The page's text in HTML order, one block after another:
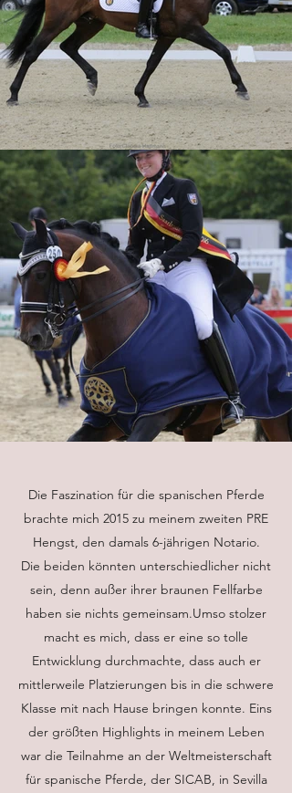
Die Faszination für die spanischen Pferde
brachte mich 2015 zu meinem zweiten PRE
Hengst, den damals 6-jährigen Notario.
Die beiden könnten unterschiedlicher nicht
sein, denn außer ihrer braunen Fellfarbe
haben sie nichts gemeinsam.Umso stolzer
macht es mich, dass er eine so tolle
Entwicklung durchmachte, dass auch er
mittlerweile Platzierungen bis in die schwere
Klasse mit nach Hause bringen konnte. Eins
der größten Highlights in meinem Leben
war die Teilnahme an der Weltmeisterschaft
für spanische Pferde, der SICAB, in Sevilla